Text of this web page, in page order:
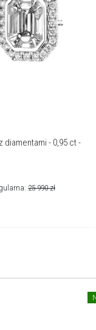
diamentami - 0,95 ct -
25 990 zł